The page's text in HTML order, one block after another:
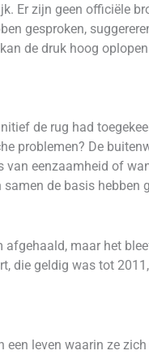
Er zijn geen officiële
gesproken,
de druk hoog
de rug had
problemen? De
eenzaamheid of
de basis hebben
maar het
geldig was tot
leven waarin ze